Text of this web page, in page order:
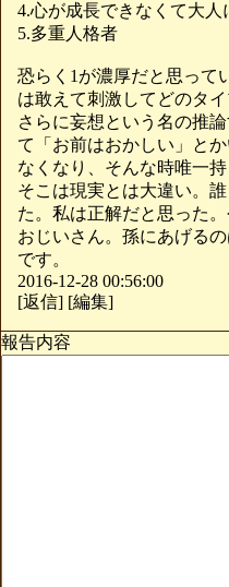
4.心が成長できなくて大人
5.多重人格者
恐らく1が濃厚だと思って
は敢えて刺激してどのタ
さらに妄想という名の推
て「お前はおかしい」と
なくなり、そんな時唯一
そこは現実とは大違い。
た。私は正解だと思った
おじいさん。孫にあげる
です。
2016-12-28 00:56:00
[返信] [編集]
報告内容